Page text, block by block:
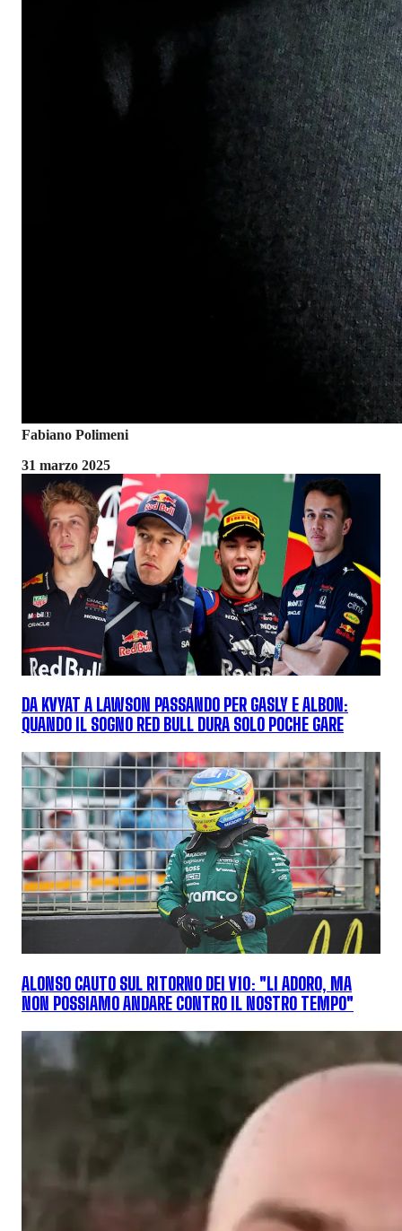
Fabiano Polimeni
31 marzo 2025
DA KVYAT A LAWSON PASSANDO PER GASLY E ALBON:
QUANDO IL SOGNO RED BULL DURA SOLO POCHE GARE
ALONSO CAUTO SUL RITORNO DEI V10: "LI ADORO, MA
NON POSSIAMO ANDARE CONTRO IL NOSTRO TEMPO"